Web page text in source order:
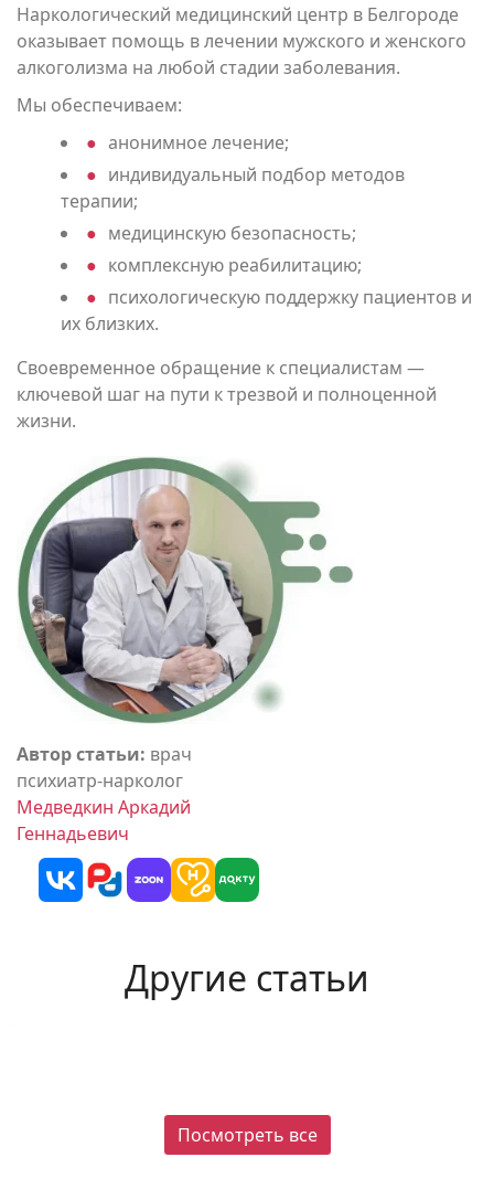
Наркологический медицинский центр в Белгороде
оказывает помощь в лечении мужского и женского
алкоголизма на любой стадии заболевания.
Мы обеспечиваем:
анонимное лечение;
индивидуальный подбор методов
терапии;
медицинскую безопасность;
комплексную реабилитацию;
психологическую поддержку пациентов и
их близких.
Своевременное обращение к специалистам —
ключевой шаг на пути к трезвой и полноценной
жизни.
Автор статьи: врач
психиатр-нарколог
Медведкин Аркадий
Геннадьевич
Другие статьи
Посмотреть все